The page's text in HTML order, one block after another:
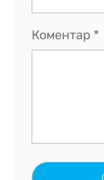
Коментар *